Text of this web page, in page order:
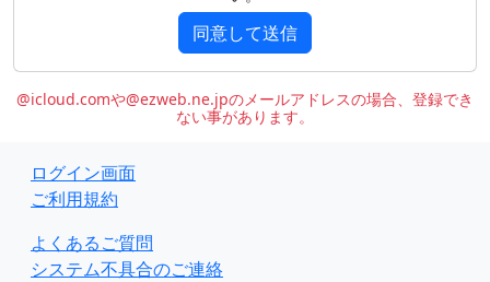
同意して送信
@icloud.comや@ezweb.ne.jpのメールアドレスの場合、登録でき
ない事があります。
ログイン画面
ご利用規約
よくあるご質問
システム不具合のご連絡